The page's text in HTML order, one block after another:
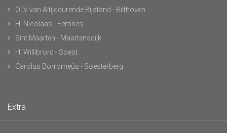
OLV van Altijddurende Bijstand - Bilthoven
H. Nicolaas - Eemnes
Sint Maarten - Maartensdijk
H. Willibrord - Soest
Carolus Borromeüs - Soesterberg
Extra